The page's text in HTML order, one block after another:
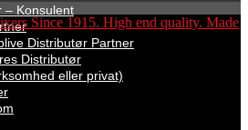
– Konsulent
Distributør Partner
Distributør
eller privat)